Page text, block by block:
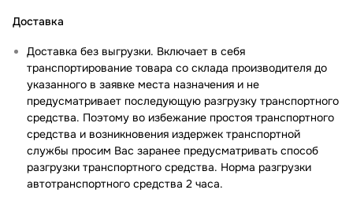
Доставка
Доставка без выгрузки. Включает в себя
транспортирование товара со склада производителя до
указанного в заявке места назначения и не
предусматривает последующую разгрузку транспортного
средства. Поэтому во избежание простоя транспортного
средства и возникновения издержек транспортной
службы просим Вас заранее предусматривать способ
разгрузки транспортного средства. Норма разгрузки
автотранспортного средства 2 часа.